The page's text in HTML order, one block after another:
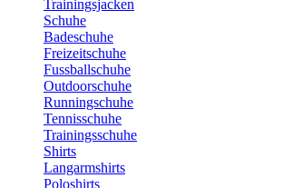
Trainingsjacken
Schuhe
Badeschuhe
Freizeitschuhe
Fussballschuhe
Outdoorschuhe
Runningschuhe
Tennisschuhe
Trainingsschuhe
Shirts
Langarmshirts
Poloshirts